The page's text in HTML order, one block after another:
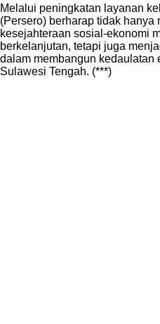
Melalui peningkatan layanan
(Persero) berharap tidak hanya
kesejahteraan sosial-ekonomi
berkelanjutan, tetapi juga
dalam membangun
Sulawesi Tengah. (***)